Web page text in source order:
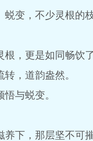
变，不少灵根的
，更是如同畅饮
，道韵盎然。
与蜕变。
下，那层坚不可